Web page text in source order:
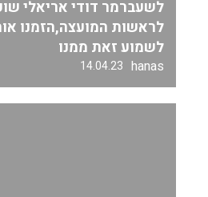
לשעברמר דודי אריאלי
לראשות המועצה,הזמנו
לשמוע זאת ממנו
hanas
14.04.23